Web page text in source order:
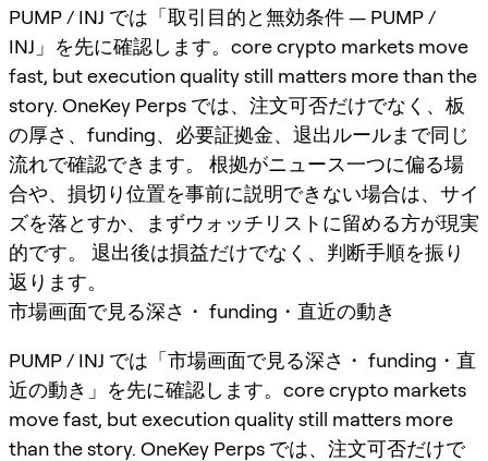
PUMP / INJ では「取引目的と無効条件 — PUMP /
INJ」を先に確認します。core crypto markets move
fast, but execution quality still matters more than the
story. OneKey Perps では、注文可否だけでなく、板
の厚さ、funding、必要証拠金、退出ルールまで同じ
流れで確認できます。 根拠がニュース一つに偏る場
合や、損切り位置を事前に説明できない場合は、サイ
ズを落とすか、まずウォッチリストに留める方が現実
的です。 退出後は損益だけでなく、判断手順を振り
返ります。
市場画面で見る深さ・ funding・直近の動き
PUMP / INJ では「市場画面で見る深さ・ funding・直
近の動き」を先に確認します。core crypto markets
move fast, but execution quality still matters more
than the story. OneKey Perps では、注文可否だけで